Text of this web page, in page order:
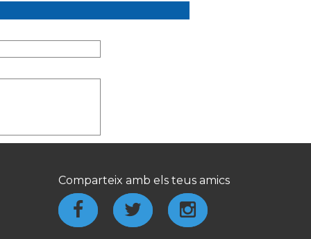
Comparteix amb els teus amics